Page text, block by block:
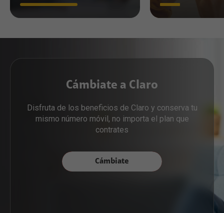
Cámbiate a Claro
Disfruta de los beneficios de Claro y conserva tu
mismo número móvil, no importa el plan que
contrates
Cámbiate